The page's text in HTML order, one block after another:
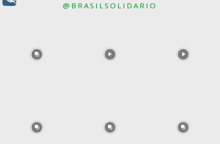
@BRASILSOLIDARIO